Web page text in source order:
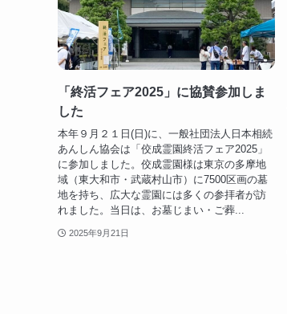
「終活フェア2025」に協賛参加しま
した
本年９月２１日(日)に、一般社団法人日本相続
あんしん協会は「佼成霊園終活フェア2025」
に参加しました。佼成霊園様は東京の多摩地
域（東大和市・武蔵村山市）に7500区画の墓
地を持ち、広大な霊園には多くの参拝者が訪
れました。当日は、お墓じまい・ご葬...
2025年9月21日